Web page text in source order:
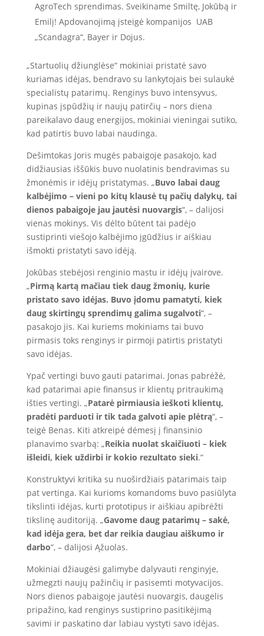
AgroTech sprendimas. Sveikiname Smiltę, Jokūbą ir
Emilį! Apdovanojimą įsteigė kompanijos UAB
„Scandagra“, Bayer ir Dojus.
„Startuolių džiunglėse“ mokiniai pristatė savo
kuriamas idėjas, bendravo su lankytojais bei sulaukė
specialistų patarimų. Renginys buvo intensyvus,
kupinas įspūdžių ir naujų patirčių – nors diena
pareikalavo daug energijos, mokiniai vieningai sutiko,
kad patirtis buvo labai naudinga.
Dešimtokas Joris mugės pabaigoje pasakojo, kad
didžiausias iššūkis buvo nuolatinis bendravimas su
žmonėmis ir idėjų pristatymas. „Buvo labai daug
kalbėjimo – vieni po kitų klausė tų pačių dalykų, tai
dienos pabaigoje jau jautėsi nuovargis“, – dalijosi
vienas mokinys. Vis dėlto būtent tai padėjo
sustiprinti viešojo kalbėjimo įgūdžius ir aiškiau
išmokti pristatyti savo idėją.
Jokūbas stebėjosi renginio mastu ir idėjų įvairove.
„Pirmą kartą mačiau tiek daug žmonių, kurie
pristato savo idėjas. Buvo įdomu pamatyti, kiek
daug skirtingų sprendimų galima sugalvoti“, –
pasakojo jis. Kai kuriems mokiniams tai buvo
pirmasis toks renginys ir pirmoji patirtis pristatyti
savo idėjas.
Ypač vertingi buvo gauti patarimai. Jonas pabrėžė,
kad patarimai apie finansus ir klientų pritraukimą
išties vertingi. „Patarė pirmiausia ieškoti klientų,
pradėti parduoti ir tik tada galvoti apie plėtrą“, –
teigė Benas. Kiti atkreipė dėmesį į finansinio
planavimo svarbą: „Reikia nuolat skaičiuoti – kiek
išleidi, kiek uždirbi ir kokio rezultato sieki.“
Konstruktyvi kritika su nuoširdžiais patarimais taip
pat vertinga. Kai kurioms komandoms buvo pasiūlyta
tikslinti idėjas, kurti prototipus ir aiškiau apibrėžti
tikslinę auditoriją. „Gavome daug patarimų – sakė,
kad idėja gera, bet dar reikia daugiau aiškumo ir
darbo“, – dalijosi Ąžuolas.
Mokiniai džiaugėsi galimybe dalyvauti renginyje,
užmegzti naujų pažinčių ir pasisemti motyvacijos.
Nors dienos pabaigoje jautėsi nuovargis, daugelis
pripažino, kad renginys sustiprino pasitikėjimą
savimi ir paskatino dar labiau vystyti savo idėjas.